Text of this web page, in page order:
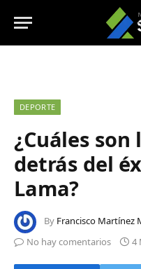
DEPORTE
¿Cuáles son
detrás del
Lama?
By Francisco Martínez
No hay comentarios
4